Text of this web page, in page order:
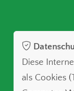
Diese
als Cookies